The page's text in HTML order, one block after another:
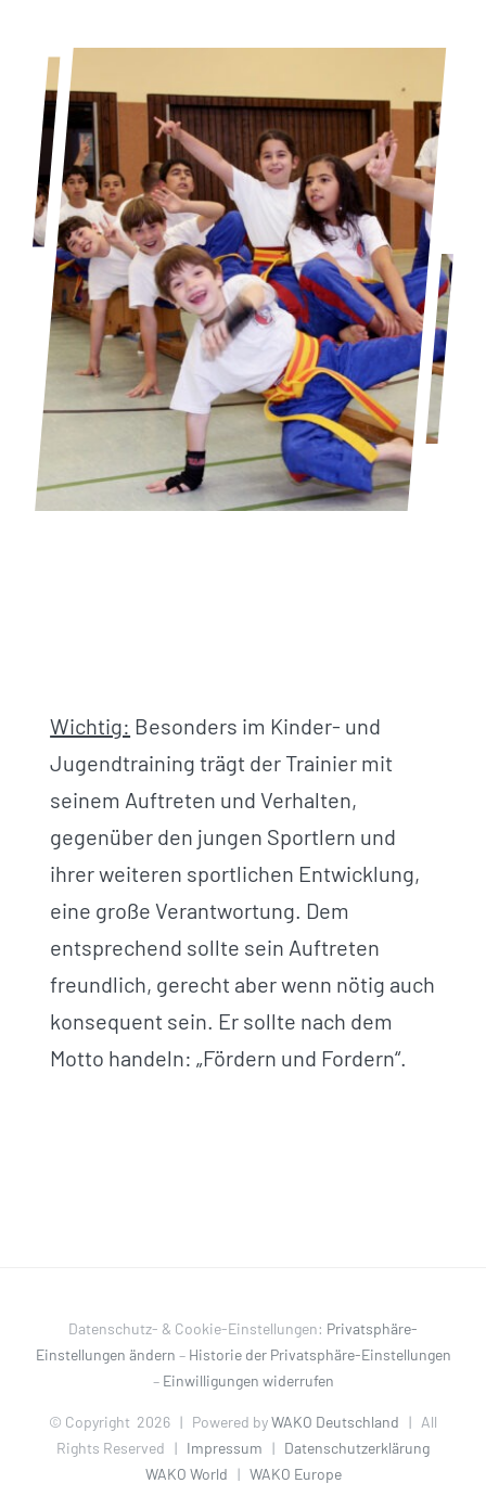
Wichtig: Besonders im Kinder- und
Jugendtraining trägt der Trainier mit
seinem Auftreten und Verhalten,
gegenüber den jungen Sportlern und
ihrer weiteren sportlichen Entwicklung,
eine große Verantwortung. Dem
entsprechend sollte sein Auftreten
freundlich, gerecht aber wenn nötig auch
konsequent sein. Er sollte nach dem
Motto handeln: „Fördern und Fordern“.
Datenschutz- & Cookie-Einstellungen: Privatsphäre-
Einstellungen ändern – Historie der Privatsphäre-Einstellungen
– Einwilligungen widerrufen
© Copyright 2026 | Powered byWAKO Deutschland | All
Rights Reserved | Impressum | Datenschutzerklärung
WAKO World | WAKO Europe